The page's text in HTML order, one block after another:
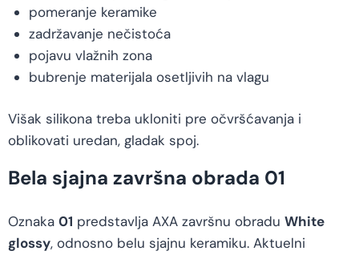
pomeranje keramike
zadržavanje nečistoća
pojavu vlažnih zona
bubrenje materijala osetljivih na vlagu
Višak silikona treba ukloniti pre očvršćavanja i
oblikovati uredan, gladak spoj.
Bela sjajna završna obrada 01
Oznaka 01 predstavlja AXA završnu obradu White
glossy, odnosno belu sjajnu keramiku. Aktuelni